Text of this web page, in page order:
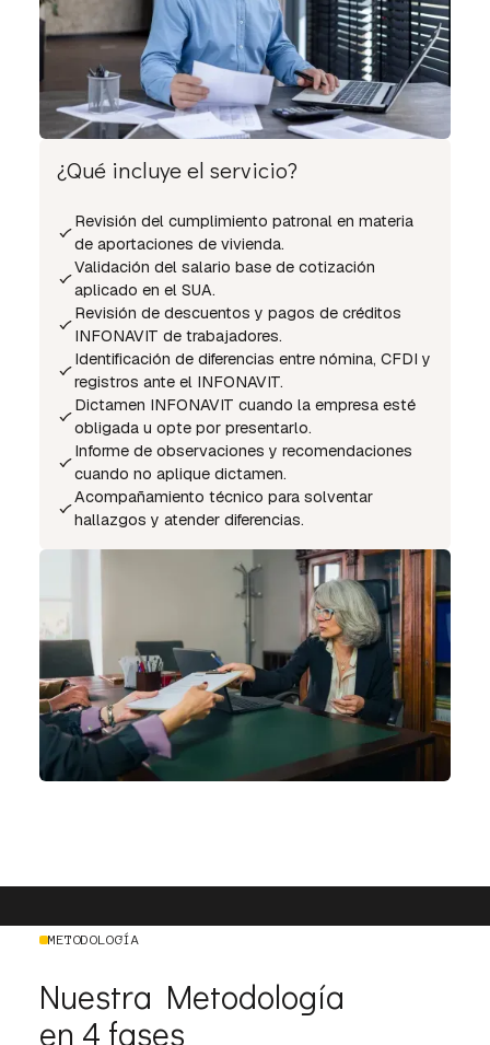
¿Qué incluye el servicio?
Revisión del cumplimiento patronal en materia
de aportaciones de vivienda.
Validación del salario base de cotización
aplicado en el SUA.
Revisión de descuentos y pagos de créditos
INFONAVIT de trabajadores.
Identificación de diferencias entre nómina, CFDI y
registros ante el INFONAVIT.
Dictamen INFONAVIT cuando la empresa esté
obligada u opte por presentarlo.
Informe de observaciones y recomendaciones
cuando no aplique dictamen.
Acompañamiento técnico para solventar
hallazgos y atender diferencias.
METODOLOGÍA
Nuestra Metodología
en 4 fases